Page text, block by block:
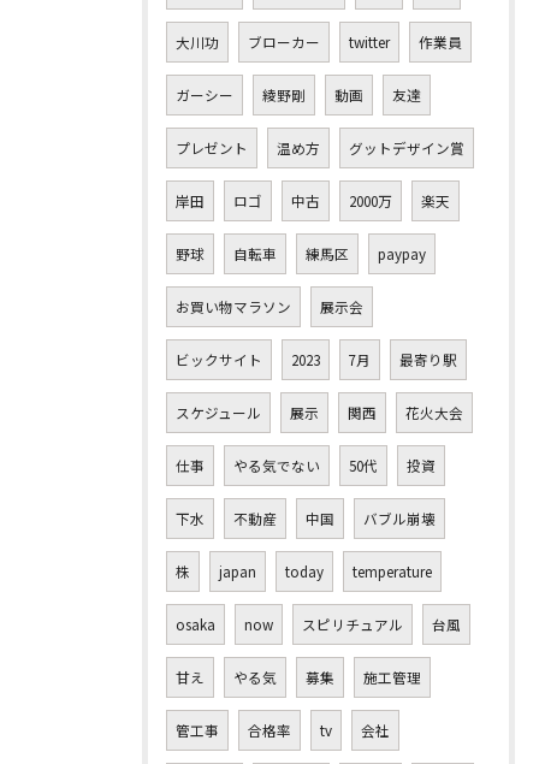
大川功 ブローカー twitter 作業員
ガーシー 綾野剛 動画 友達
プレゼント 温め方 グットデザイン賞
岸田 ロゴ 中古 2000万 楽天
野球 自転車 練馬区 paypay
お買い物マラソン 展示会
ビックサイト 2023 7月 最寄り駅
スケジュール 展示 関西 花火大会
仕事 やる気でない 50代 投資
下水 不動産 中国 バブル崩壊
株 japan today temperature
osaka now スピリチュアル 台風
甘え やる気 募集 施工管理
管工事 合格率 tv 会社